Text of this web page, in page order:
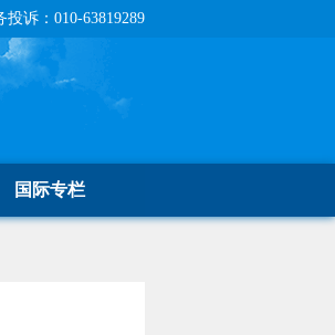
诉：010-63819289
国际专栏